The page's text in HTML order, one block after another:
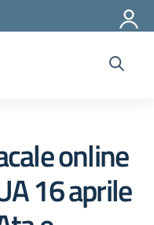
online
16 aprile